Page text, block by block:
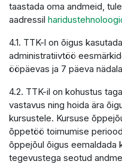
taastada oma andmeid,
aadressil
4.1. TTK-l on õigus
administratiivtöö
ööpäevas ja 7 päeva
4.2. TTK-il on kohustus
vastavus ning hoida ära
kursustele. Kursuse
õppetöö toimumise
õppejõul õigus eemaldada
tegevustega seotud